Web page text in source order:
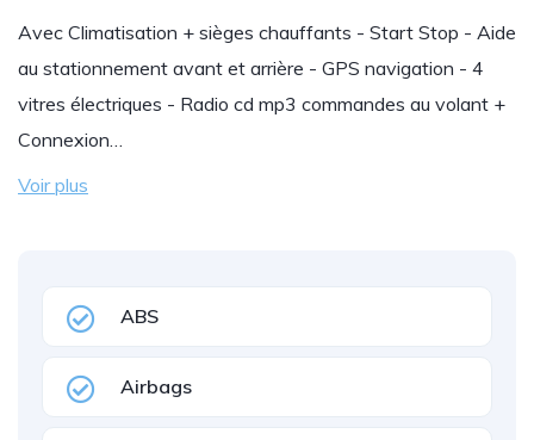
Avec Climatisation + sièges chauffants - Start Stop - Aide
au stationnement avant et arrière - GPS navigation - 4
vitres électriques - Radio cd mp3 commandes au volant +
Connexion…
Voir plus
ABS
Airbags